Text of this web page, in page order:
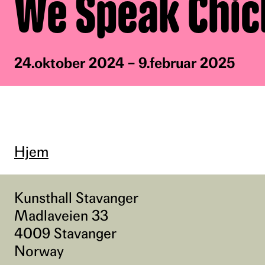
We Speak
24.oktober 2024 – 9.februar 2025
Hjem
Kunsthall Stavanger
Madlaveien 33
4009 Stavanger
Norway